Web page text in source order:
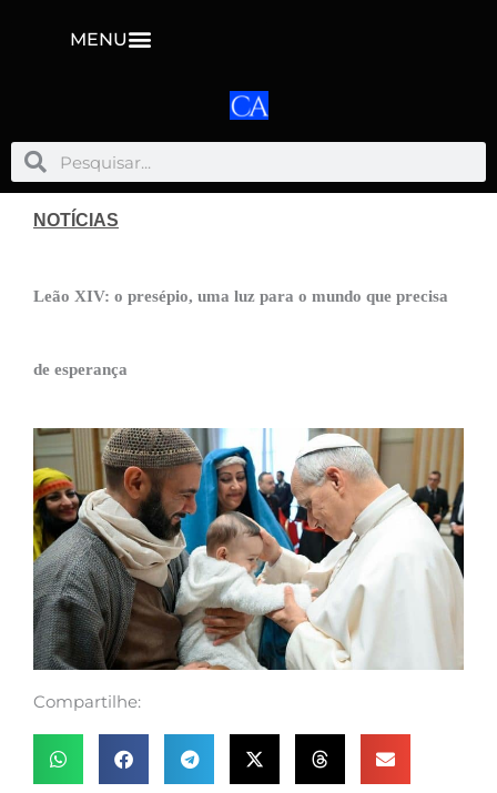
MENU
PesquisarPesquisar
NOTÍCIAS
Leão XIV: o presépio, uma luz para o mundo que precisa
de esperança
Compartilhe: